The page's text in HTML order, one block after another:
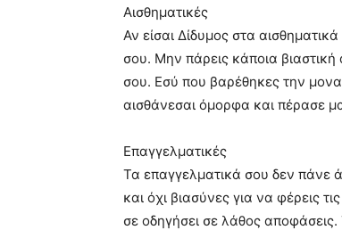
Αισθηματικές
Αν είσαι Δίδυμος στα
σου. Μην πάρεις κάποια
σου. Εσύ που βαρέθηκες την
αισθάνεσαι όμορφα και πέρασε
Επαγγελματικές
Τα επαγγελματικά σου δεν πάνε
και όχι βιασύνες για να φέρεις
σε οδηγήσει σε λάθος αποφάσεις.